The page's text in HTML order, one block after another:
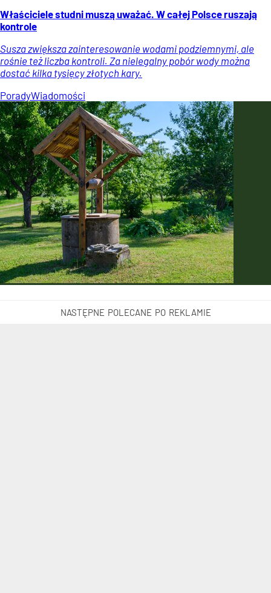
Właściciele studni muszą uważać. W całej Polsce ruszają
kontrole
Susza zwiększa zainteresowanie wodami podziemnymi, ale
rośnie też liczba kontroli. Za nielegalny pobór wody można
dostać kilka tysięcy złotych kary.
PoradyWiadomości